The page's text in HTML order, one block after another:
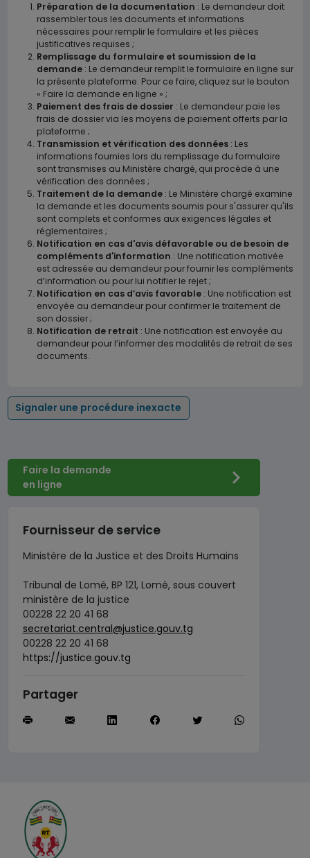
Préparation de la documentation : Le demandeur doit
rassembler tous les documents et informations
nécessaires pour remplir le formulaire et les pièces
justificatives requises ;
Remplissage du formulaire et soumission de la
demande: Le demandeur remplit le formulaire en ligne sur
la présente plateforme. Pour ce faire, cliquez sur le bouton
« Faire la demande en ligne » ;
Paiement des frais de dossier : Le demandeur paie les
frais de dossier via les moyens de paiement offerts par la
plateforme ;
Transmission et vérification des données: Les
informations fournies lors du remplissage du formulaire
sont transmises au Ministère chargé, qui procède à une
vérification des données ;
Traitement de la demande: Le Ministère chargé examine
la demande et les documents soumis pour s'assurer qu'ils
sont complets et conformes aux exigences légales et
réglementaires ;
Notification en cas d'avis défavorable ou de besoin de
compléments d'information : Une notification motivée
est adressée au demandeur pour fournir les compléments
d’information ou pour lui notifier le rejet ;
Notification en cas d’avis favorable: Une notification est
envoyée au demandeur pour confirmer le traitement de
son dossier ;
Notification de retrait : Une notification est envoyée au
demandeur pour l’informer des modalités de retrait de ses
documents.
Signaler une procédure inexacte
Faire la demande
en ligne
Fournisseur de service
Ministère de la Justice et des Droits Humains
Tribunal de Lomé, BP 121, Lomé, sous couvert
ministère de la justice
00228 22 20 41 68
secretariat.central@justice.gouv.tg
00228 22 20 41 68
https://justice.gouv.tg
Partager